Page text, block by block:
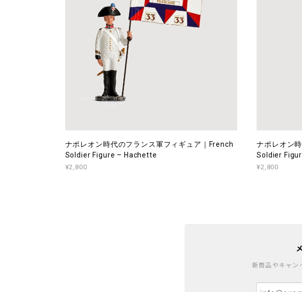
ナポレオン時代のフランス軍フィギュア｜French
Soldier Figure – Hachette
¥2,800
ナポレオン
Soldier
¥2,800
新商品やキャン